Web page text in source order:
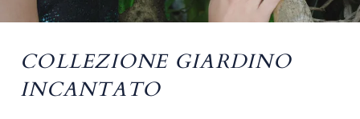
COLLEZIONE GIARDINO
INCANTATO